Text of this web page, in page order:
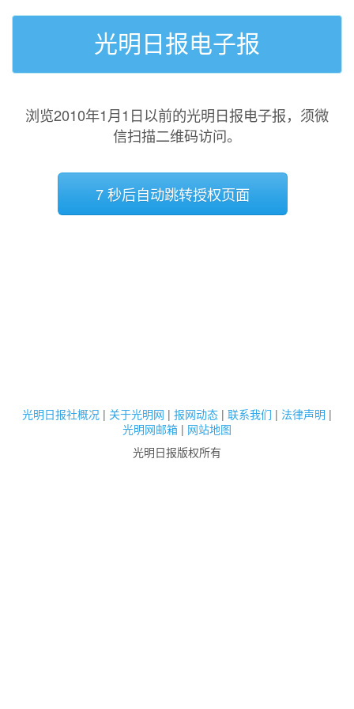
光明日报电子报
浏览2010年1月1日以前的光明日报电子报，须微
信扫描二维码访问。
7 秒后自动跳转授权页面
光明日报社概况 | 关于光明网 | 报网动态 | 联系我们 | 法律声明 |
光明网邮箱 | 网站地图
光明日报版权所有